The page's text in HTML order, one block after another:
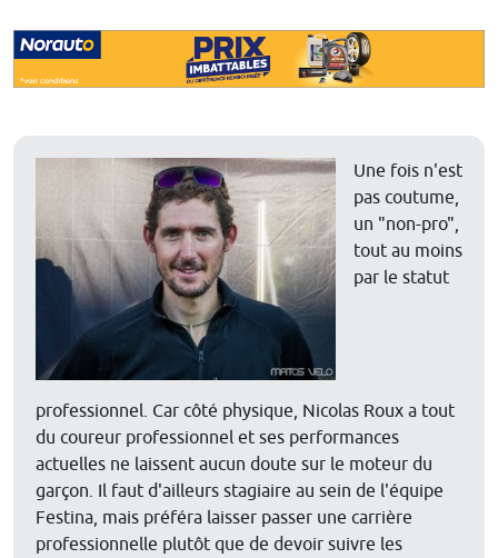
Une fois n'est
pas coutume,
un "non-pro",
tout au moins
par le statut
professionnel. Car côté physique, Nicolas Roux a tout
du coureur professionnel et ses performances
actuelles ne laissent aucun doute sur le moteur du
garçon. Il faut d'ailleurs stagiaire au sein de l'équipe
Festina, mais préféra laisser passer une carrière
professionnelle plutôt que de devoir suivre les